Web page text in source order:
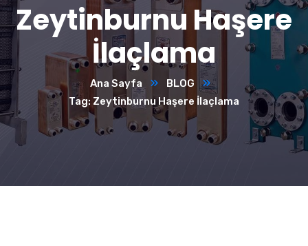
Zeytinburnu Haşere
İlaçlama
Ana Sayfa
BLOG
Tag: Zeytinburnu Haşere İlaçlama